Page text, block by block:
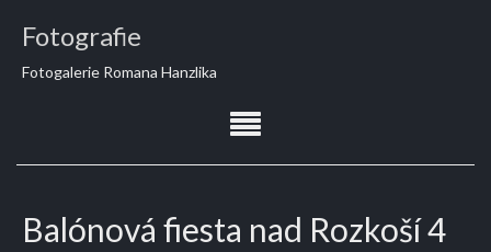
Fotografie
Fotogalerie Romana Hanzlika
Balónová fiesta nad Rozkoší 4